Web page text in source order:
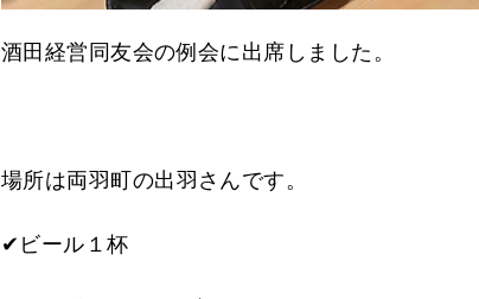
酒田経営同友会の例会に出席しました。
場所は両羽町の出羽さんです。
✔ビール１杯